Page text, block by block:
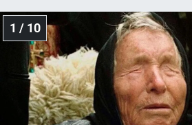
1 / 10Gündem Özel
Günün görüntüsü
Haber